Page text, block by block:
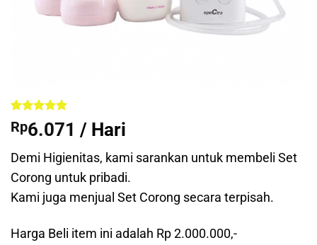
Peringkat5
dari 5
13
penilaian
pelanggan
Rp6.071 / Hari
Demi Higienitas, kami sarankan untuk membeli Set
Corong untuk pribadi.
Kami juga menjual Set Corong secara terpisah.
Harga Beli item ini adalah Rp 2.000.000,-